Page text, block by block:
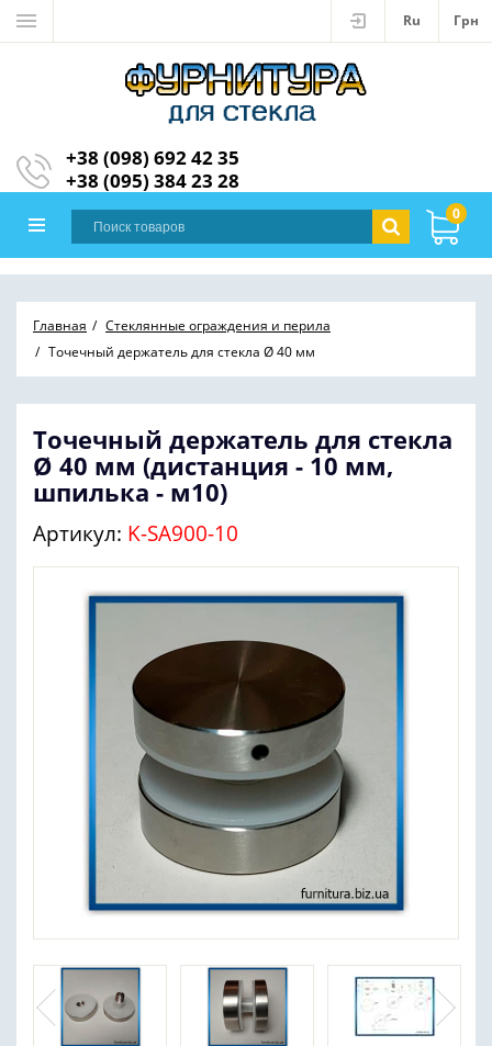
Ru Грн
+38 (098) 692 42 35
+38 (095) 384 23 28
0
Главная
Стеклянные ограждения и перила
Точечный держатель для стекла Ø 40 мм
Точечный держатель для стекла
Ø 40 мм (дистанция - 10 мм,
шпилька - м10)
Артикул: K-SA900-10